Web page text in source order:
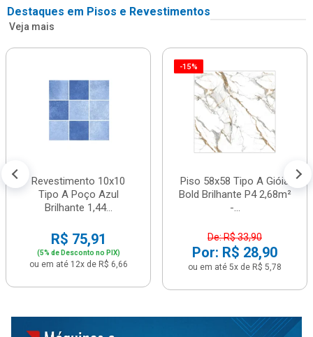
Destaques em Pisos e Revestimentos
Veja mais
Revestimento 10x10
Tipo A Poço Azul
Brilhante 1,44...
R$ 75,91
(5% de Desconto no PIX)
ou em até 12x de R$ 6,66
-15%
Piso 58x58 Tipo A Gióia
Bold Brilhante P4 2,68m²
-...
De: R$ 33,90
Por: R$ 28,90
ou em até 5x de R$ 5,78